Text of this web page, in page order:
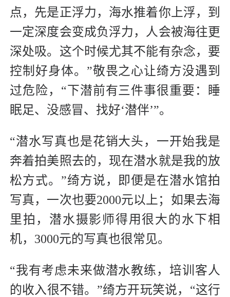
点，先是正浮力，海水推着你上浮，到
一定深度会变成负浮力，人会被海往更
深处吸。这个时候尤其不能有杂念，要
控制好身体。”敬畏之心让绮方没遇到
过危险，“下潜前有三件事很重要：睡
眠足、没感冒、找好‘潜伴’”。
“潜水写真也是花销大头，一开始我是
奔着拍美照去的，现在潜水就是我的放
松方式。”绮方说，即便是在潜水馆拍
写真，一次也要2000元以上；如果去海
里拍，潜水摄影师得用很大的水下相
机，3000元的写真也很常见。
“我有考虑未来做潜水教练，培训客人
的收入很不错。”绮方开玩笑说，“这行